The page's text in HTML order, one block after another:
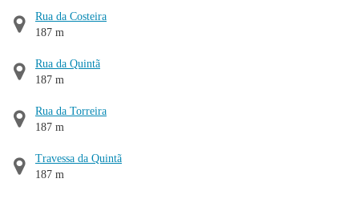
Rua da Costeira
187 m
Rua da Quintã
187 m
Rua da Torreira
187 m
Travessa da Quintã
187 m